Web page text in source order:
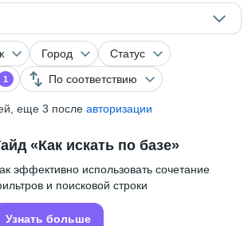
Город
Статус
1 По соответствию
еще 3 после авторизации
«Как искать по базе»
эффективно использовать сочетание
и поисковой строки
Узнать больше